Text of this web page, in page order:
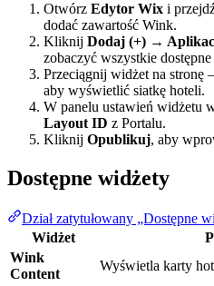
Otwórz Edytor Wix i
dodać zawartość Wink.
Kliknij Dodaj (+) →
zobaczyć wszystkie
Przeciągnij widżet na stronę
aby wyświetlić siatkę hoteli.
W panelu ustawień widżetu
Layout ID z Portalu.
Kliknij Opublikuj, aby
Dostępne widżety
Dział zatytułowany „Dostępne
Widżet
Wink
Content
Wyświetla karty